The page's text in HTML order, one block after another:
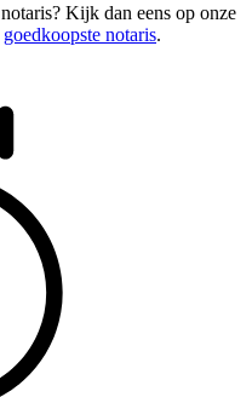
Kijk dan eens op onze
goedkoopste notaris.